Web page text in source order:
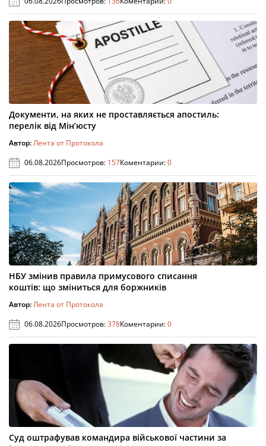
Документи, на яких не проставляється апостиль:
перелік від Мін’юсту
Автор:Лента от Протокола
06.08.2026Просмотров: 157Коментарии:0
НБУ змінив правила примусового списання
коштів: що зміниться для боржників
Автор:Лента от Протокола
06.08.2026Просмотров:378Коментарии:0
Суд оштрафував командира військової частини за